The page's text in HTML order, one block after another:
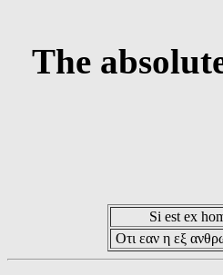
The
Si est ex
Οτι εαν η εξ